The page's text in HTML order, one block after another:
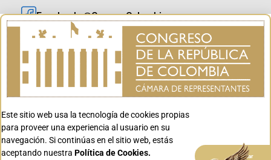
Facebook_@CamaraColombia
Instagram_@CamaraColombia
X_@CamaraColombia
Youtube_@CamaraColombia
Youtube_@CanalCongreso
Este sitio web usa la tecnología de cookies propias
para proveer una experiencia al usuario en su
navegación. Si continúas en el sitio web, estás
aceptando nuestra Política de Cookies. Aceptar